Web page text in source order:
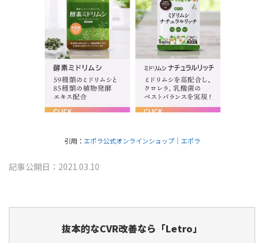
引用： エポラ公式オンラインショップ｜エポラ
記事公開日：2021.03.10
抜本的なCVR改善なら「Letro」